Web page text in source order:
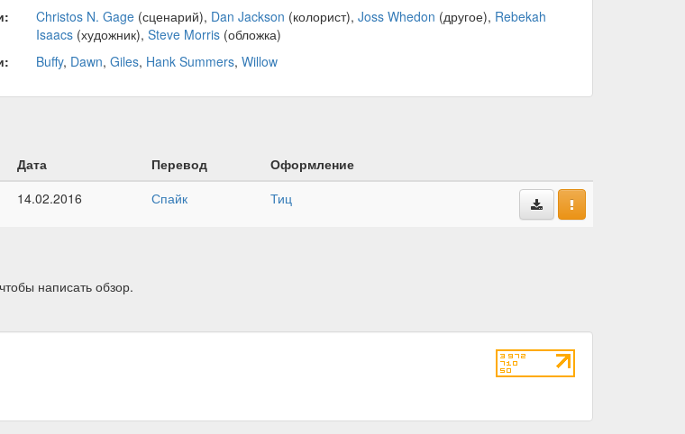
Christos N. Gage(сценарий), Dan Jackson (колорист), Joss Whedon (другое), Rebekah
Isaacs(художник), Steve Morris(обложка)
Buffy, Dawn, Giles, Hank Summers, Willow
Дата Перевод
Оформление
14.02.2016 Спайк Тиц
написать обзор.